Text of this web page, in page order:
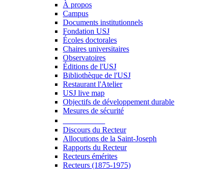
À propos
Campus
Documents institutionnels
Fondation USJ
Écoles doctorales
Chaires universitaires
Observatoires
Éditions de l'USJ
Bibliothèque de l'USJ
Restaurant l'Atelier
USJ live map
Objectifs de développement durable
Mesures de sécurité
Discours du Recteur
Allocutions de la Saint-Joseph
Rapports du Recteur
Recteurs émérites
Recteurs (1875-1975)